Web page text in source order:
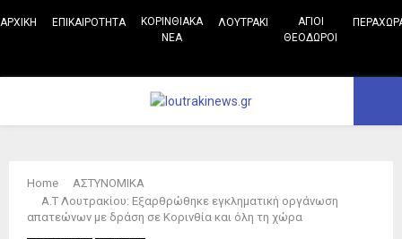
ΑΡΧΙΚΗ ΕΠΙΚΑΙΡΟΤΗΤΑ
ΚΟΡΙΝΘΙΑΚΑ
ΝΕΑ
ΛΟΥΤΡΑΚΙ
ΑΓΙΟΙ
ΘΕΟΔΩΡΟΙ
PRIMARY
MENU
Home
ΑΣΤΥΝΟΜΙΚΑ
Α.Τ Λουτρακίου: Εξαρθρώθηκε εγκληματική οργάνωση
απατεώνων με δράση σε Κορινθία και όλη τη χώρα